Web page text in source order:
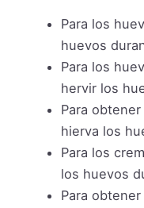
Para los
huevos
Para los
hervir los
Para
hierva los
Para los
los huevos
Para